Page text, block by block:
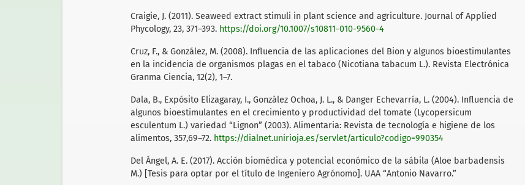
Craigie, J. (2011). Seaweed extract stimuli in plant science and agriculture. Journal of Applied
Phycology, 23, 371–393. https://doi.org/10.1007/s10811-010-9560-4
Cruz, F., & González, M. (2008). Influencia de las aplicaciones del Bion y algunos bioestimulantes
en la incidencia de organismos plagas en el tabaco (Nicotiana tabacum L.). Revista Electrónica
Granma Ciencia, 12(2), 1–7.
Dala, B., Expósito Elizagaray, I., González Ochoa, J. L., & Danger Echevarría, L. (2004). Influencia de
algunos bioestimulantes en el crecimiento y productividad del tomate (Lycopersicum
esculentum L.) variedad “Lignon” (2003). Alimentaria: Revista de tecnología e higiene de los
alimentos, 357,69–72. https://dialnet.unirioja.es/servlet/articulo?codigo=990354
Del Ángel, A. E. (2017). Acción biomédica y potencial económico de la sábila (Aloe barbadensis
M.) [Tesis para optar por el título de Ingeniero Agrónomo]. UAA “Antonio Navarro.”